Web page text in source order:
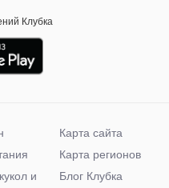
Клубка
и
Карта сайта
Карта регионов
Блог Клубка